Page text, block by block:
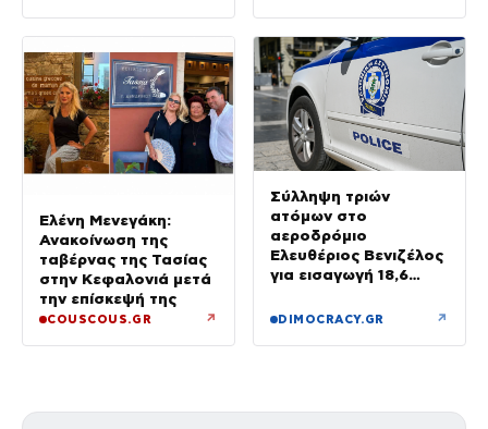
Ελένη Μενεγάκη:
Ανακοίνωση της
ταβέρνας της Τασίας
στην Κεφαλονιά μετά
την επίσκεψή της
COUSCOUS.GR ↗
Σύλληψη τριών
ατόμων στο
αεροδρόμιο
Ελευθέριος Βενιζέλος
για εισαγωγή 18,6
κάνναβης σε
DIMOCRACY.GR ↗